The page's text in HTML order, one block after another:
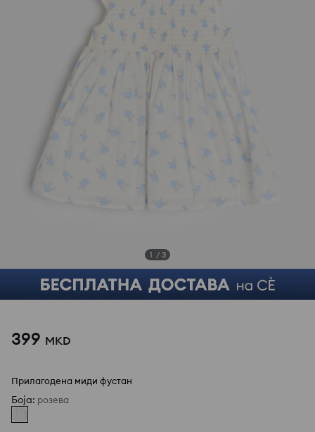
1 / 3
399 MKD
Прилагодена миди фустан
Боја: розева